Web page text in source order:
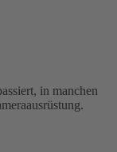
in manchen